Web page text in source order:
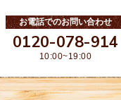
お電話でのお問い合わせ
0120-078-914
10:00~19:00